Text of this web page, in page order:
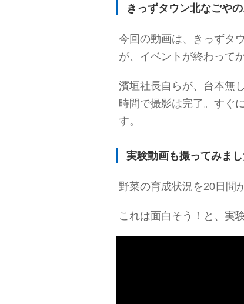
きっずタウン北なごや
今回の動画は、きっずタ
が、イベントが終わって
濱垣社長自らが、台本無
時間で撮影は完了。すぐ
す。
実験動画も撮ってみま
野菜の育成状況を20日間
これは面白そう！と、実